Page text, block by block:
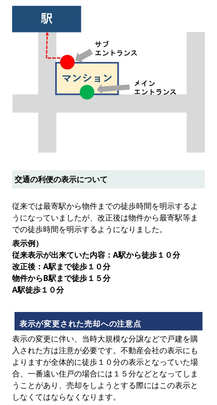
交通の利便の表示について
従来では最寄駅から物件までの徒歩時間を明示するよ
うになっていましたが、改正後は物件から最寄駅等ま
での徒歩時間を明示するようになりました。
表示例）
従来表示が出来ていた内容：A駅から徒歩１０分
改正後：A駅まで徒歩１０分
物件からB駅まで徒歩１５分
A駅徒歩１０分
表示が変更された売却への注意点
表示の変更に伴い、当時大規模な分譲などで戸建を購
入された方は注意が必要です。不動産会社の表示にも
よりますが全体的に徒歩１０分の表示となっていた場
合、一番遠い住戸の場合には１５分などとなってしま
うことがあり、売却をしようとする際にはこの表示と
しなくてはならなくなります。